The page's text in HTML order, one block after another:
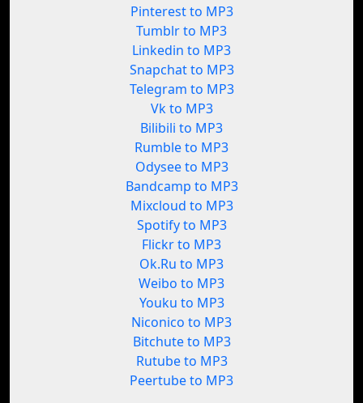
Pinterest to MP3
Tumblr to MP3
Linkedin to MP3
Snapchat to MP3
Telegram to MP3
Vk to MP3
Bilibili to MP3
Rumble to MP3
Odysee to MP3
Bandcamp to MP3
Mixcloud to MP3
Spotify to MP3
Flickr to MP3
Ok.Ru to MP3
Weibo to MP3
Youku to MP3
Niconico to MP3
Bitchute to MP3
Rutube to MP3
Peertube to MP3